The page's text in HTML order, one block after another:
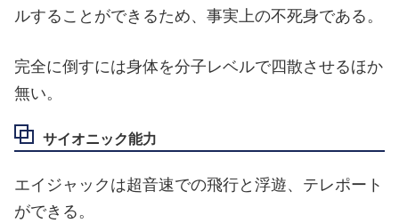
ルすることができるため、事実上の不死身である。
完全に倒すには身体を分子レベルで四散させるほか
無い。
サイオニック能力
エイジャックは超音速での飛行と浮遊、テレポート
ができる。